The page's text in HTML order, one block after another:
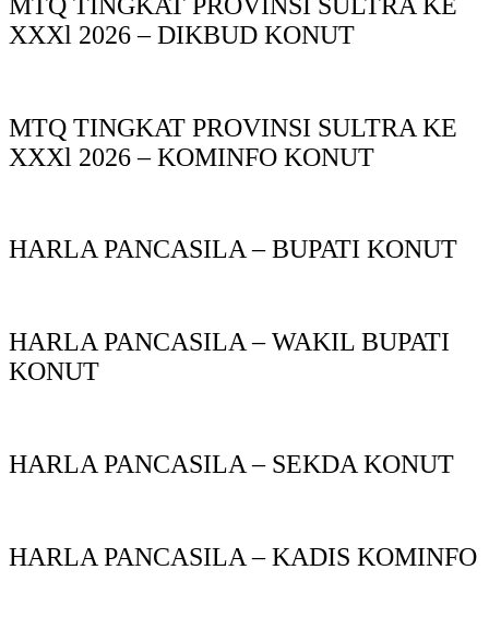
XXXl 2026 – DIKBUD KONUT
MTQ TINGKAT PROVINSI SULTRA KE
XXXl 2026 – KOMINFO KONUT
HARLA PANCASILA – BUPATI KONUT
HARLA PANCASILA – WAKIL BUPATI
KONUT
HARLA PANCASILA – SEKDA KONUT
HARLA PANCASILA – KADIS KOMINFO